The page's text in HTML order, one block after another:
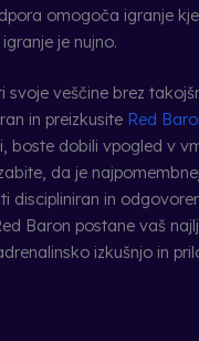
omogoča igranje
je nujno.
svoje veščine brez
in preizkusite Red
boste dobili vpogled v
da je
discipliniran in
Baron postane vaš
izkušnjo in